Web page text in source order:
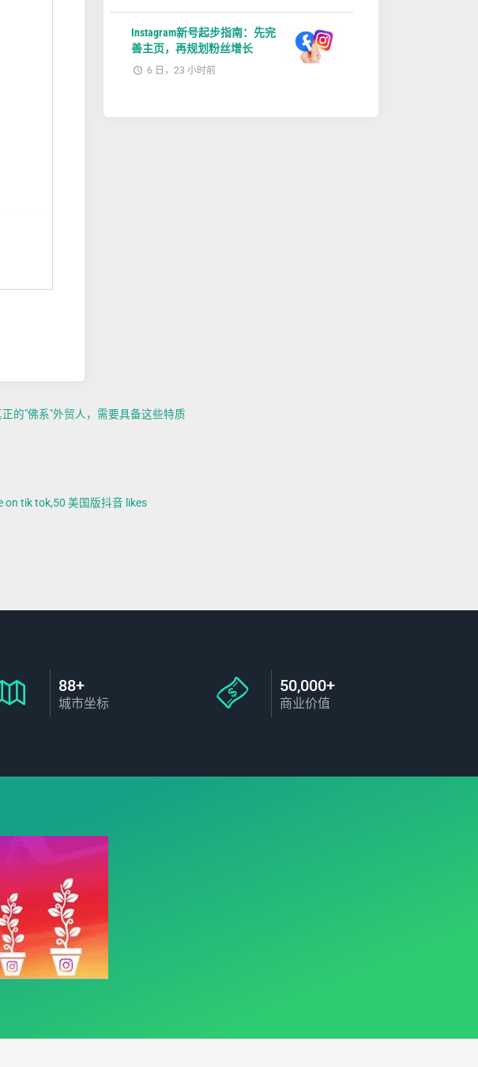
Instagram新号起步指南：先完
善主页，再规划粉丝增长
6 日，23 小时前
正的"佛系"外贸人，需要具备这些特质
tik tok,50 美国版抖音 likes
88+
城市坐标
50,000+
商业价值